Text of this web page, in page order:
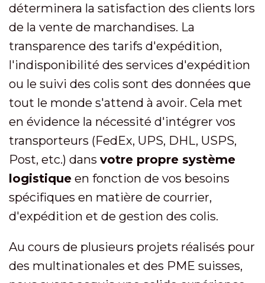
déterminera la satisfaction des clients lors
de la vente de marchandises. La
transparence des tarifs d'expédition,
l'indisponibilité des services d'expédition
ou le suivi des colis sont des données que
tout le monde s'attend à avoir. Cela met
en évidence la nécessité d'intégrer vos
transporteurs (FedEx, UPS, DHL, USPS,
Post, etc.) dans votre propre système
logistique en fonction de vos besoins
spécifiques en matière de courrier,
d'expédition et de gestion des colis.
Au cours de plusieurs projets réalisés pour
des multinationales et des PME suisses,